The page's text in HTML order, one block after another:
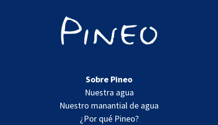
Sobre Pineo
Nuestra agua
Nuestro manantial de agua
¿Por qué Pineo?